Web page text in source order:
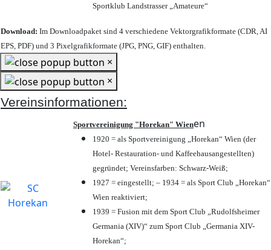
Sportklub Landstrasser „Amateure“
Download: Im Downloadpaket sind 4 verschiedene Vektorgrafikformate (CDR, AI
EPS, PDF) und 3 Pixelgrafikformate (JPG, PNG, GIF) enthalten.
×
×
Vereinsinformationen:
Sportvereinigung "Horekan" Wienen
1920 = als Sportvereinigung „Horekan“ Wien (der
Hotel- Restauration- und Kaffeehausangestellten)
gegründet; Vereinsfarben: Schwarz-Weiß;
1927 = eingestellt; – 1934 = als Sport Club „Horekan“
Wien reaktiviert;
1939 = Fusion mit dem Sport Club „Rudolfsheimer
Germania (XIV)“ zum Sport Club „Germania XIV-
Horekan“;